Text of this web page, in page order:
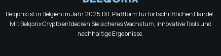
Belqorix ist in Belgien im Jahr 2025 DIE Plattform für fortschrittlichen Handel.
Mit Belqorix Crypto entdecken Sie sicheres Wachstum, innovative Tools und
nachhaltige Ergebnisse.